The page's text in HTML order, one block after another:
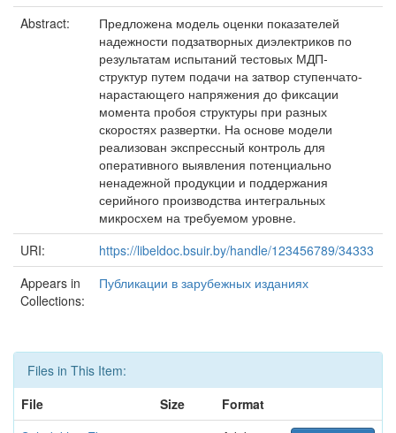
Abstract:
Предложена модель оценки показателей
надежности подзатворных диэлектриков по
результатам испытаний тестовых МДП-
структур путем подачи на затвор ступенчато-
нарастающего напряжения до фиксации
момента пробоя структуры при разных
скоростях развертки. На основе модели
реализован экспрессный контроль для
оперативного выявления потенциально
ненадежной продукции и поддержания
серийного производства интегральных
микросхем на требуемом уровне.
URI:
https://libeldoc.bsuir.by/handle/123456789/34333
Appears in
Collections:
Публикации в зарубежных изданиях
Files in This Item:
File
Size
Format